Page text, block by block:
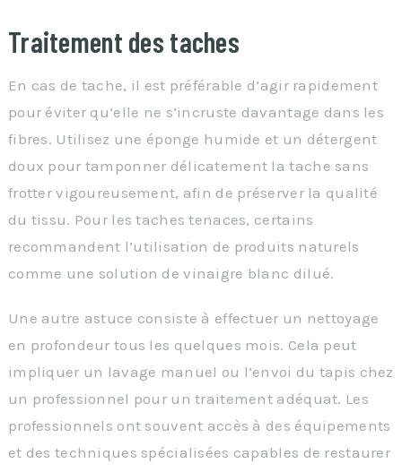
Traitement des taches
En cas de tache, il est préférable d’agir rapidement
pour éviter qu’elle ne s’incruste davantage dans les
fibres. Utilisez une éponge humide et un détergent
doux pour tamponner délicatement la tache sans
frotter vigoureusement, afin de préserver la qualité
du tissu. Pour les taches tenaces, certains
recommandent l’utilisation de produits naturels
comme une solution de vinaigre blanc dilué.
Une autre astuce consiste à effectuer un nettoyage
en profondeur tous les quelques mois. Cela peut
impliquer un lavage manuel ou l’envoi du tapis chez
un professionnel pour un traitement adéquat. Les
professionnels ont souvent accès à des équipements
et des techniques spécialisées capables de restaurer